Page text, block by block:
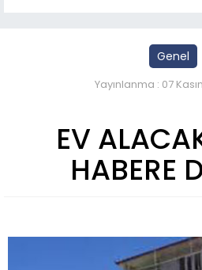
Genel
Yayınlanma : 07
EV
HABERE